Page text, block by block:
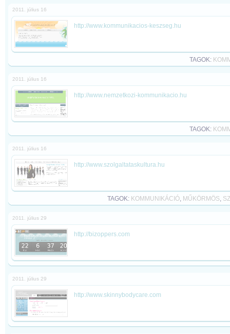
2011. július 16
http://www.kommunikacios-keszseg.hu
TAGOK:
2011. július 16
http://www.nemzetkozi-kommunikacio.hu
TAGOK:
2011. július 16
http://www.szolgaltataskultura.hu
TAGOK: KOMMUNIKÁCIÓ, MŰKÖRMÖS,
2011. július 29
http://bizoppers.com
2011. július 29
http://www.skinnybodycare.com